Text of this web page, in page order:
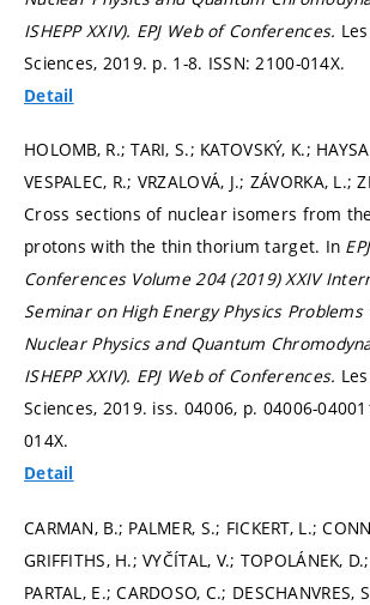
ISHEPP XXIV). EPJ Web of Conferences.
Sciences, 2019. p. 1-8. ISSN: 2100-014X.
Detail
HOLOMB, R.; TARI, S.; KATOVSKÝ, K.;
VESPALEC, R.; VRZALOVÁ, J.; ZÁVORKA, L.;
Cross sections of nuclear isomers from
protons with the thin thorium target. In
Conferences Volume 204 (2019) XXIV
Seminar on High Energy Physics Problems
Nuclear Physics and Quantum
ISHEPP XXIV). EPJ Web of Conferences.
Sciences, 2019. iss. 04006, p. 04006-
014X.
Detail
CARMAN, B.; PALMER, S.; FICKERT, L.;
GRIFFITHS, H.; VYČÍTAL, V.; TOPOLÁNEK,
PARTAL, E.; CARDOSO, C.; DESCHANVRES,